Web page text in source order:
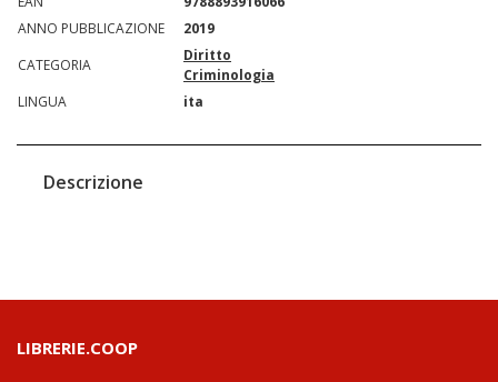
ANNO PUBBLICAZIONE
2019
CATEGORIA
Diritto
Criminologia
LINGUA
ita
Descrizione
LIBRERIE.COOP